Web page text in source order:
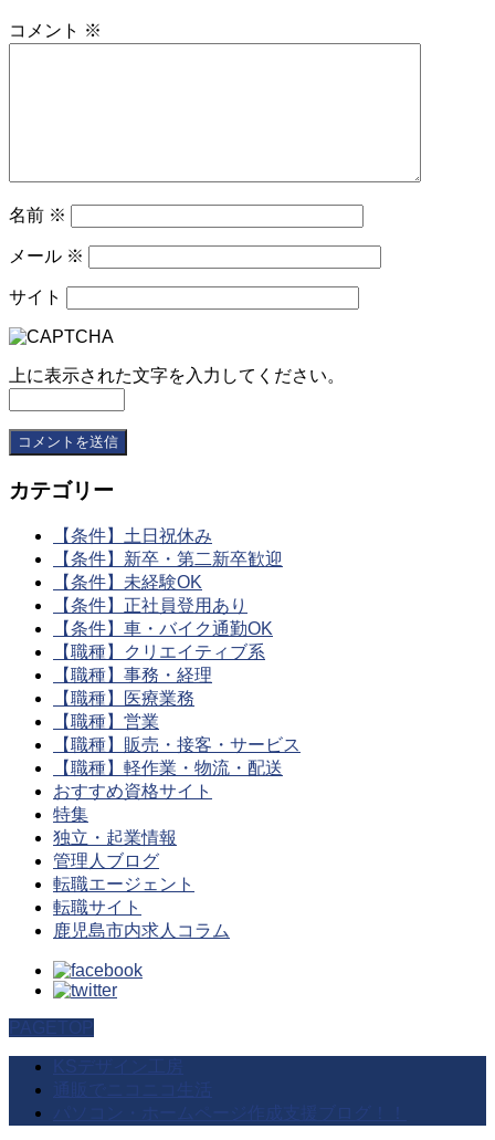
コメント ※
名前 ※
メール ※
サイト
上に表示された文字を入力してください。
カテゴリー
【条件】土日祝休み
【条件】新卒・第二新卒歓迎
【条件】未経験OK
【条件】正社員登用あり
【条件】車・バイク通勤OK
【職種】クリエイティブ系
【職種】事務・経理
【職種】医療業務
【職種】営業
【職種】販売・接客・サービス
【職種】軽作業・物流・配送
おすすめ資格サイト
特集
独立・起業情報
管理人ブログ
転職エージェント
転職サイト
鹿児島市内求人コラム
PAGETOP
KSデザイン工房
通販でニコニコ生活
パソコン・ホームページ作成支援ブログ！！